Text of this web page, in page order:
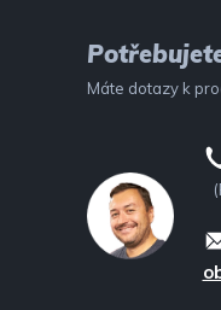
Máte dotazy k